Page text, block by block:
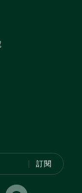
訂閱